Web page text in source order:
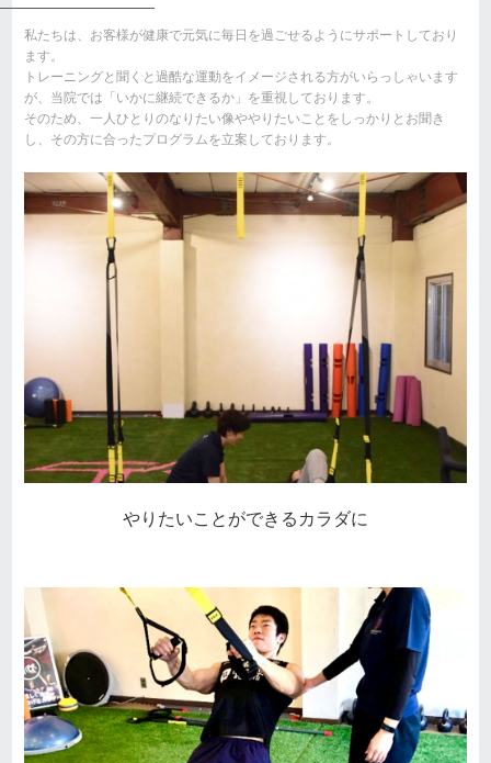
私たちは、お客様が健康で元気に毎日を過ごせるようにサポートしており
ます。
トレーニングと聞くと過酷な運動をイメージされる方がいらっしゃいます
が、当院では「いかに継続できるか」を重視しております。
そのため、一人ひとりのなりたい像ややりたいことをしっかりとお聞き
し、その方に合ったプログラムを立案しております。
やりたいことができるカラダに